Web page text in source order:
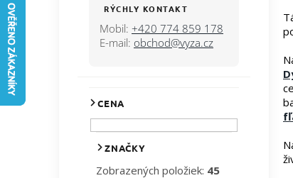
RÝCHLY KONTAKT
Mobil: +420 774 859 178
E-mail: obchod@vyza.cz
CENA
ZNAČKY
Zobrazených položiek: 45